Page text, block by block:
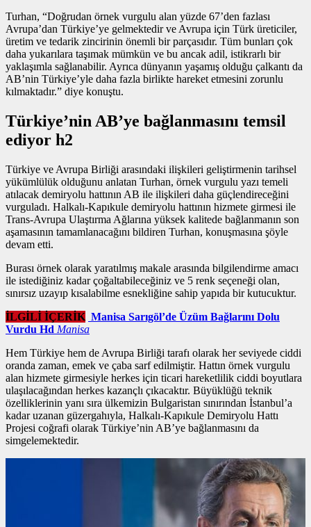
Turhan, “Doğrudan örnek vurgulu alan yüzde 67’den fazlası
Avrupa’dan Türkiye’ye gelmektedir ve Avrupa için Türk üreticiler,
üretim ve tedarik zincirinin önemli bir parçasıdır. Tüm bunları çok
daha yukarılara taşımak mümkün ve bu ancak adil, istikrarlı bir
yaklaşımla sağlanabilir. Ayrıca dünyanın yaşamış olduğu çalkantı da
AB’nin Türkiye’yle daha fazla birlikte hareket etmesini zorunlu
kılmaktadır.” diye konuştu.
Türkiye’nin AB’ye bağlanmasını temsil
ediyor h2
Türkiye ve Avrupa Birliği arasındaki ilişkileri geliştirmenin tarihsel
yükümlülük olduğunu anlatan Turhan, örnek vurgulu yazı temeli
atılacak demiryolu hattının AB ile ilişkileri daha güçlendireceğini
vurguladı. Halkalı-Kapıkule demiryolu hattının hizmete girmesi ile
Trans-Avrupa Ulaştırma Ağlarına yüksek kalitede bağlanmanın son
aşamasının tamamlanacağını bildiren Turhan, konuşmasına şöyle
devam etti.
Burası örnek olarak yaratılmış makale arasında bilgilendirme amacı
ile istediğiniz kadar çoğaltabileceğiniz ve 5 renk seçeneği olan,
sınırsız uzayıp kısalabilme esnekliğine sahip yapıda bir kutucuktur.
İLGİLİ İÇERİK Manisa Sarıgöl’de Üzüm Bağlarını Dolu
Vurdu Hd Manisa
Hem Türkiye hem de Avrupa Birliği tarafı olarak her seviyede ciddi
oranda zaman, emek ve çaba sarf edilmiştir. Hattın örnek vurgulu
alan hizmete girmesiyle herkes için ticari hareketlilik ciddi boyutlara
ulaşılacağından herkes kazançlı çıkacaktır. Büyüklüğü teknik
özelliklerinin yanı sıra ülkemizin Bulgaristan sınırından İstanbul’a
kadar uzanan güzergahıyla, Halkalı-Kapıkule Demiryolu Hattı
Projesi coğrafi olarak Türkiye’nin AB’ye bağlanmasını da
simgelemektedir.